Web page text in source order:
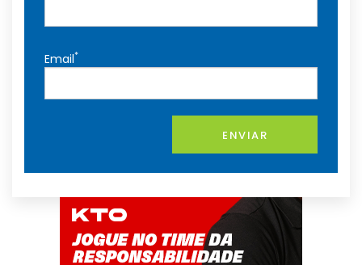
Email*
ENVIAR